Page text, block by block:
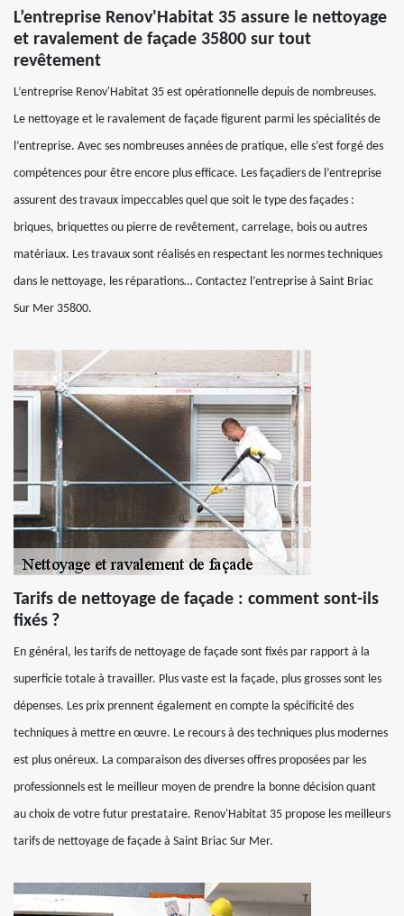
L’entreprise Renov'Habitat 35 assure le nettoyage
et ravalement de façade 35800 sur tout
revêtement
L’entreprise Renov'Habitat 35 est opérationnelle depuis de nombreuses.
Le nettoyage et le ravalement de façade figurent parmi les spécialités de
l’entreprise. Avec ses nombreuses années de pratique, elle s’est forgé des
compétences pour être encore plus efficace. Les façadiers de l’entreprise
assurent des travaux impeccables quel que soit le type des façades :
briques, briquettes ou pierre de revêtement, carrelage, bois ou autres
matériaux. Les travaux sont réalisés en respectant les normes techniques
dans le nettoyage, les réparations… Contactez l’entreprise à Saint Briac
Sur Mer 35800.
Tarifs de nettoyage de façade : comment sont-ils
fixés ?
En général, les tarifs de nettoyage de façade sont fixés par rapport à la
superficie totale à travailler. Plus vaste est la façade, plus grosses sont les
dépenses. Les prix prennent également en compte la spécificité des
techniques à mettre en œuvre. Le recours à des techniques plus modernes
est plus onéreux. La comparaison des diverses offres proposées par les
professionnels est le meilleur moyen de prendre la bonne décision quant
au choix de votre futur prestataire. Renov'Habitat 35 propose les meilleurs
tarifs de nettoyage de façade à Saint Briac Sur Mer.